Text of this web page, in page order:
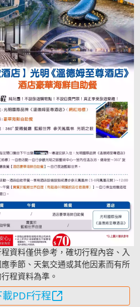
程資料僅供參考，確切行程內容、入
季節、天氣交通或其他因素而有所
程資料為準。
載PDF行程